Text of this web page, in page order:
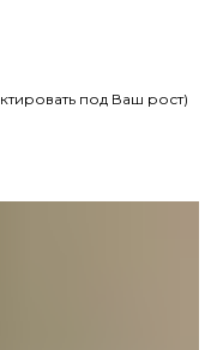
под Ваш рост)